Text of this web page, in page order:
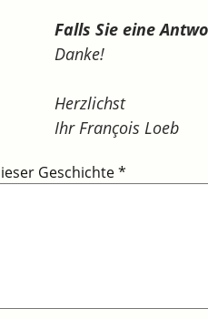
Falls Sie eine
Danke!
Herzlichst
Ihr François Loeb
Geschichte*